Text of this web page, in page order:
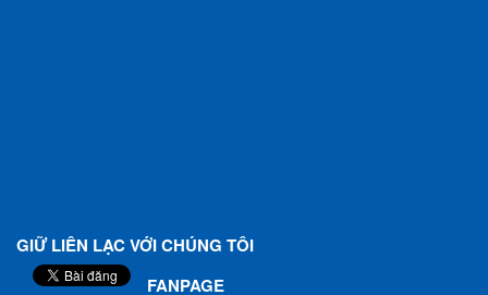
GIỮ LIÊN LẠC VỚI CHÚNG TÔI
FANPAGE